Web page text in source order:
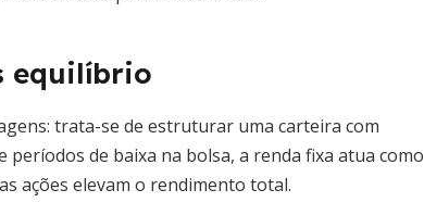
equilíbrio
trata-se de estruturar uma carteira com
períodos de baixa na bolsa, a renda fixa atua como
ações elevam o rendimento total.